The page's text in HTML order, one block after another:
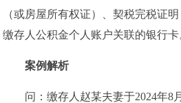
（或房屋所有权证）、契税完税证
缴存人公积金个人账户关联的银行卡
案例解析
问：缴存人赵某夫妻于2024年8